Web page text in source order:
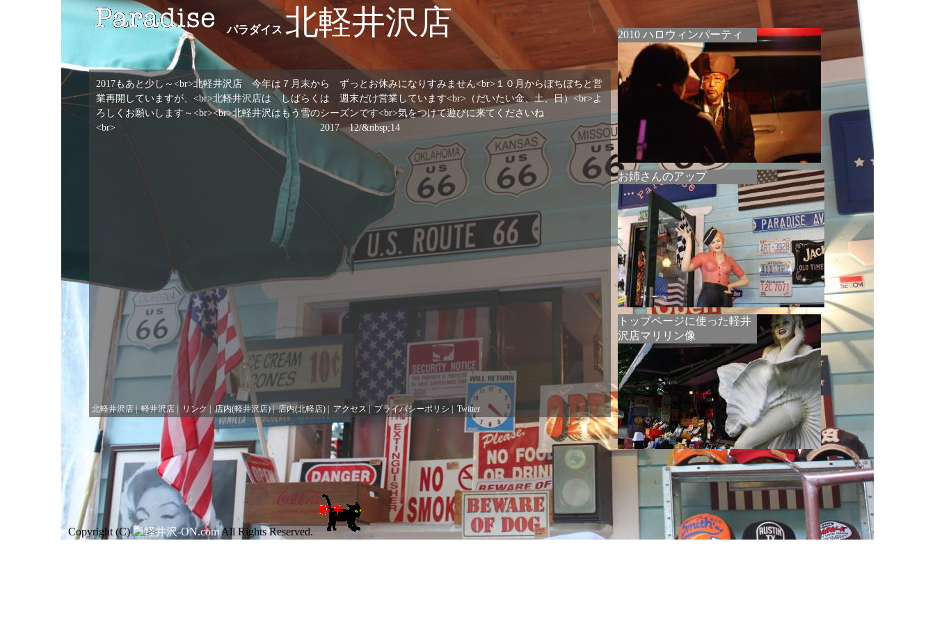
パラダイス 北軽井沢店
2017もあと少し～<br>北軽井沢店 今年は７月末から ずっとお休みになりすみません<br>１０月からぼちぼちと営
業再開していますが、<br>北軽井沢店は しばらくは 週末だけ営業しています<br>（だいたい金、土、日）<br>よ
ろしくお願いします～<br><br>北軽井沢はもう雪のシーズンです<br>気をつけて遊びに来てくださいね
<br> 2017 12/&nbsp;14
北軽井沢店|軽井沢店 リンク |店内(軽井沢店)|店内(北軽店) アクセス |プライバシーポリシ Twitter
2010 ハロウィンパーティ
お姉さんのアップ
トップページに使った軽井
沢店マリリン像
Copyright (C) All Rights Reserved.